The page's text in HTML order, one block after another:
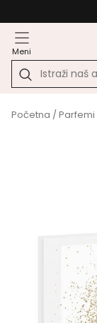
Meni
Početna /Parfemi